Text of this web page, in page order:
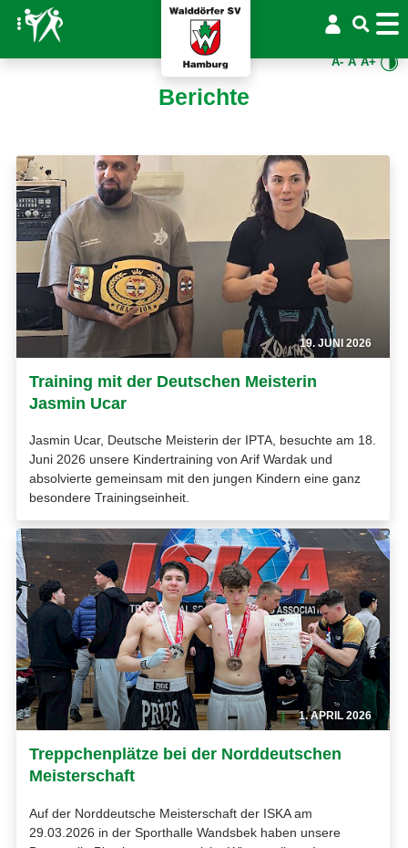
A- A A+
Berichte
19. JUNI 2026
Training mit der Deutschen Meisterin
Jasmin Ucar
Jasmin Ucar, Deutsche Meisterin der IPTA, besuchte am 18.
Juni 2026 unsere Kindertraining von Arif Wardak und
absolvierte gemeinsam mit den jungen Kindern eine ganz
besondere Trainingseinheit.
1. APRIL 2026
Treppchenplätze bei der Norddeutschen
Meisterschaft
Auf der Norddeutsche Meisterschaft der ISKA am
29.03.2026 in der Sporthalle Wandsbek haben unsere